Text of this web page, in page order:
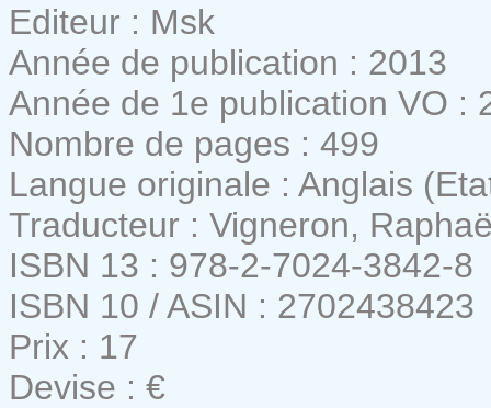
Editeur : Msk
Année de publication : 2013
Année de 1e publication VO :
Nombre de pages : 499
Langue originale : Anglais
Traducteur : Vigneron,
ISBN 13 : 978-2-7024-3842-8
ISBN 10 / ASIN : 2702438423
Prix : 17
Devise : €